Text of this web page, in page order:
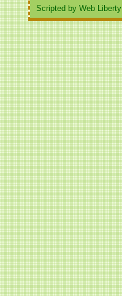
Scripted by Web Liberty